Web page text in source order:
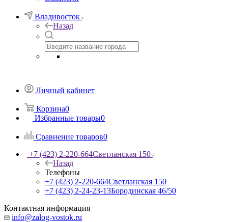
Владивосток
Назад
Личный кабинет
Корзина0
Избранные товары0
Сравнение товаров0
+7 (423) 2-220-664Светланская 150
Назад
Телефоны
+7 (423) 2-220-664Светланская 150
+7 (423) 2-24-23-13Бородинская 46/50
Контактная информация
info@zalog-vostok.ru